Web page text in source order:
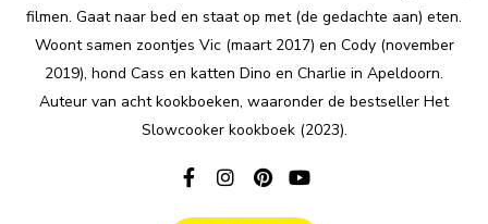
filmen. Gaat naar bed en staat op met (de gedachte aan) eten.
Woont samen zoontjes Vic (maart 2017) en Cody (november
2019), hond Cass en katten Dino en Charlie in Apeldoorn.
Auteur van acht kookboeken, waaronder de bestseller Het
Slowcooker kookboek (2023).